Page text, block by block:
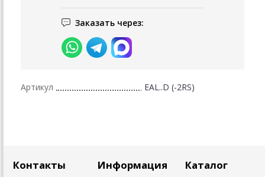
Заказать через:
Артикул EAL..D (-2RS)
Контакты Информация Каталог